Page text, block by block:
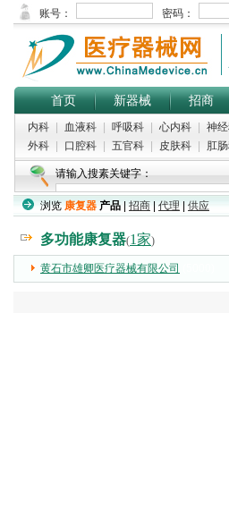
首页 新器械 招商
内科 血液科 呼吸科 心内科 神
外科
口腔科 五官科 皮肤科 肛
请输入搜素关键字：
浏览 康复器 产品 招商 代理 供应
多功能康复器(1家)
黄石市雄卿医疗器械有限公司